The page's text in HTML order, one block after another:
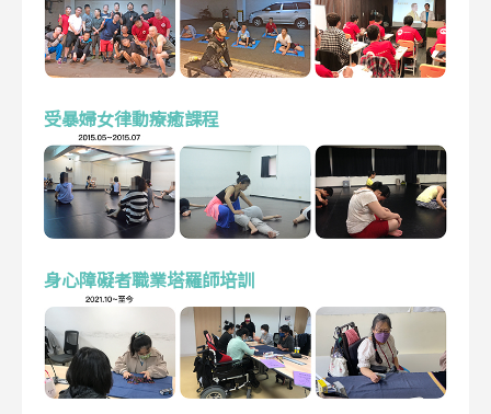
受暴婦女律動療癒課程
身心障礙者職業塔羅師培訓